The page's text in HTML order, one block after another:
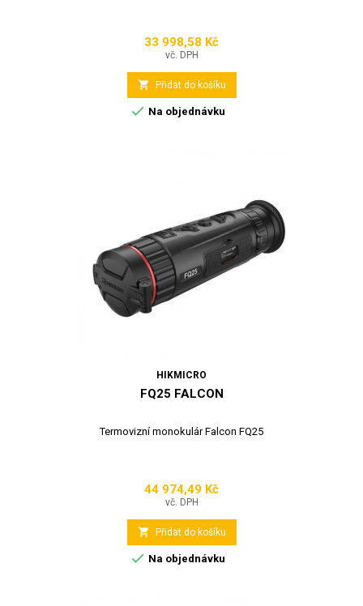
Cena
33 998,58 Kč
vč. DPH
 Přidat do košíku
 Na objednávku
HIKMICRO
FQ25 FALCON
Termovizní monokulár Falcon FQ25
Cena
44 974,49 Kč
vč. DPH
 Přidat do košíku
 Na objednávku